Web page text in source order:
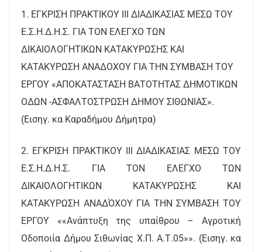
1. ΕΓΚΡΙΣΗ ΠΡΑΚΤΙΚΟΥ ΙΙΙ ΔΙΑΔΙΚΑΣΙΑΣ ΜΕΣΩ ΤΟΥ
Ε.Σ.Η.Δ.Η.Σ. ΓΙΑ ΤΟΝ ΕΛΕΓΧΟ ΤΩΝ
ΔΙΚΑΙΟΛΟΓΗΤΙΚΩΝ ΚΑΤΑΚΥΡΩΣΗΣ ΚΑΙ
ΚΑΤΑΚΥΡΩΣΗ ΑΝΑΔΟΧΟΥ ΓΙΑ ΤΗΝ ΣΥΜΒΑΣΗ ΤΟΥ
ΕΡΓΟΥ «ΑΠΟΚΑΤΑΣΤΑΣΗ ΒΑΤΟΤΗΤΑΣ ΔΗΜΟΤΙΚΩΝ
ΟΔΩΝ -ΑΣΦΑΛΤΟΣΤΡΩΣΗ ΔΗΜΟΥ ΣΙΘΩΝΙΑΣ».
(Εισηγ. κα Καραδήμου Δήμητρα)
2. ΕΓΚΡΙΣΗ ΠΡΑΚΤΙΚΟΥ ΙΙΙ ΔΙΑΔΙΚΑΣΙΑΣ ΜΕΣΩ ΤΟΥ
Ε.Σ.Η.Δ.Η.Σ. ΓΙΑ ΤΟΝ ΕΛΕΓΧΟ ΤΩΝ
ΔΙΚΑΙΟΛΟΓΗΤΙΚΩΝ ΚΑΤΑΚΥΡΩΣΗΣ ΚΑΙ
ΚΑΤΑΚΥΡΩΣΗ ΑΝΑΔΌΧΟΥ ΓΙΑ ΤΗΝ ΣΥΜΒΑΣΗ ΤΟΥ
ΕΡΓΟΥ ««Ανάπτυξη της υπαίθρου – Αγροτική
Οδοποιία Δήμου Σιθωνίας Χ.Π. Α.Τ.05»». (Εισηγ. κα